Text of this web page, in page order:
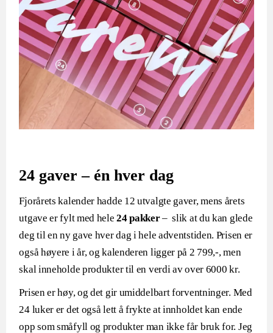
24 gaver – én hver dag
Fjorårets kalender hadde 12 utvalgte gaver, mens årets
utgave er fylt med hele24 pakker– slik at du kan glede
deg til en ny gave hver dag i hele adventstiden. Prisen er
også høyere i år, og kalenderen ligger på 2 799,-, men
skal inneholde produkter til en verdi av over 6000 kr.
Prisen er høy, og det gir umiddelbart forventninger. Med
24 luker er det også lett å frykte at innholdet kan ende
opp som småfyll og produkter man ikke får bruk for. Jeg